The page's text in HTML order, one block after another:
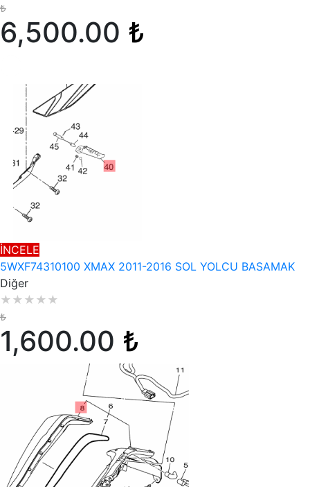
₺
6,500.00 ₺
İNCELE
5WXF74310100 XMAX 2011-2016 SOL YOLCU BASAMAK
Diğer
★ ★ ★ ★ ★
₺
1,600.00 ₺